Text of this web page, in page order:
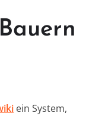
ein System,